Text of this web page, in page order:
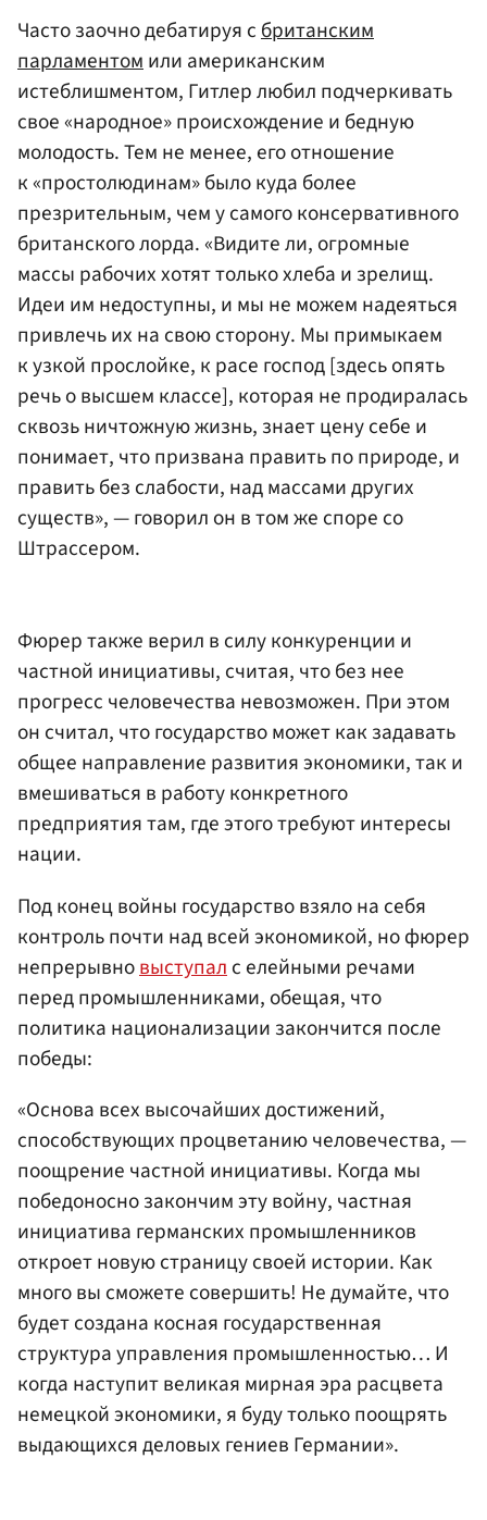
Часто заочно дебатируя сбританским
парламентомили американским
истеблишментом, Гитлер любил подчеркивать
свое «народное» происхождение и бедную
молодость. Тем не менее, его отношение
к «простолюдинам» было куда более
презрительным, чем у самого консервативного
британского лорда. «Видите ли, огромные
массы рабочих хотят только хлеба и зрелищ.
Идеи им недоступны, и мы не можем надеяться
привлечь их на свою сторону. Мы примыкаем
к узкой прослойке, к расе господ [здесь опять
речь о высшем классе], которая не продиралась
сквозь ничтожную жизнь, знает цену себе и
понимает, что призвана править по природе, и
править без слабости, над массами других
существ», — говорил он в том же споре со
Штрассером.
Фюрер также верил в силу конкуренции и
частной инициативы, считая, что без нее
прогресс человечества невозможен. При этом
он считал, что государство может как задавать
общее направление развития экономики, так и
вмешиваться в работу конкретного
предприятия там, где этого требуют интересы
нации.
Под конец войны государство взяло на себя
контроль почти над всей экономикой, но фюрер
непрерывновыступалс елейными речами
перед промышленниками, обещая, что
политика национализации закончится после
победы:
«Основа всех высочайших достижений,
способствующих процветанию человечества, —
поощрение частной инициативы. Когда мы
победоносно закончим эту войну, частная
инициатива германских промышленников
откроет новую страницу своей истории. Как
много вы сможете совершить! Не думайте, что
будет создана косная государственная
структура управления промышленностью… И
когда наступит великая мирная эра расцвета
немецкой экономики, я буду только поощрять
выдающихся деловых гениев Германии».